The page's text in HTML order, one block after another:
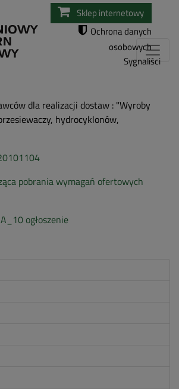
Przejdź
do
Sklep internetowy
Ochrona danych
osobowych
Sygnaliści
dla realizacji dostaw : "Wyroby
hydrocyklonów,
pobrania wymagań ofertowych
ogłoszenie